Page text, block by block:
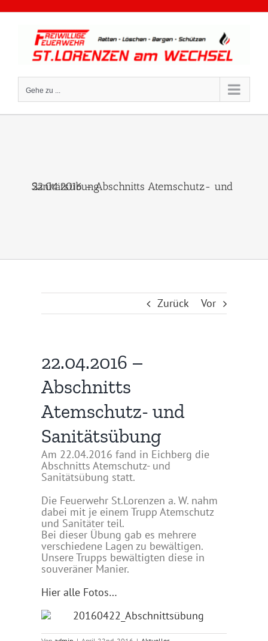
Inhalt
springen
Gehe zu ...
22.04.2016 – Abschnitts Atemschutz- und Sanitätsübung
Zurück Vor
22.04.2016 –
Abschnitts
Atemschutz- und
Sanitätsübung
Am 22.04.2016 fand in Eichberg die
Abschnitts Atemschutz- und
Sanitätsübung statt.
Die Feuerwehr St.Lorenzen a. W. nahm
dabei mit je einem Trupp Atemschutz
und Sanitäter teil.
Bei dieser Übung gab es mehrere
verschiedene Lagen zu bewältigen.
Unsere Trupps bewältigten diese in
souveräner Manier.
Hier alle Fotos…